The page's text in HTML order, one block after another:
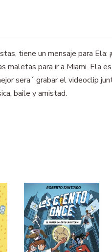
tiene un mensaje para
maletas para ir a Miami. Ela
sera´ grabar el videoclip
baile y amistad.